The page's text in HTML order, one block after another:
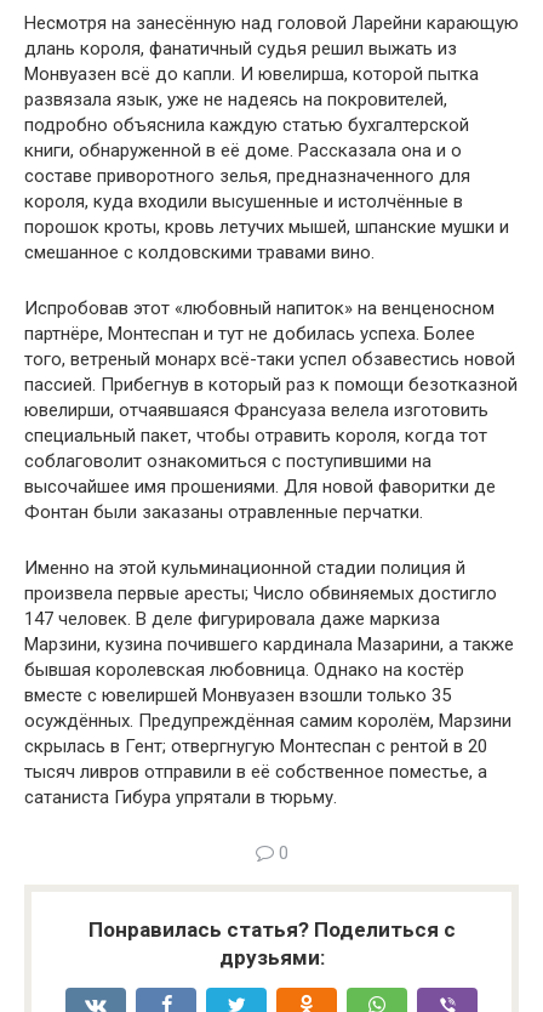
Несмотря на занесённую над головой Ларейни карающую
длань короля, фанатичный судья решил выжать из
Монвуазен всё до капли. И ювелирша, которой пытка
развязала язык, уже не надеясь на покровителей,
подробно объяснила каждую статью бухгалтерской
книги, обнаруженной в её доме. Рассказала она и о
составе приворотного зелья, предназначенного для
короля, куда входили высушенные и истолчённые в
порошок кроты, кровь летучих мышей, шпанские мушки и
смешанное с колдовскими травами вино.
Испробовав этот «любовный напиток» на венценосном
партнёре, Монтеспан и тут не добилась успеха. Более
того, ветреный монарх всё-таки успел обзавестись новой
пассией. Прибегнув в который раз к помощи безотказной
ювелирши, отчаявшаяся Франсуаза велела изготовить
специальный пакет, чтобы отравить короля, когда тот
соблаговолит ознакомиться с поступившими на
высочайшее имя прошениями. Для новой фаворитки де
Фонтан были заказаны отравленные перчатки.
Именно на этой кульминационной стадии полиция й
произвела первые аресты; Число обвиняемых достигло
147 человек. В деле фигурировала даже маркиза
Марзини, кузина почившего кардинала Мазарини, а также
бывшая королевская любовница. Однако на костёр
вместе с ювелиршей Монвуазен взошли только 35
осуждённых. Предупреждённая самим королём, Марзини
скрылась в Гент; отвергнугую Монтеспан с рентой в 20
тысяч ливров отправили в её собственное поместье, а
сатаниста Гибура упрятали в тюрьму.
0
Понравилась статья? Поделиться с
друзьями: